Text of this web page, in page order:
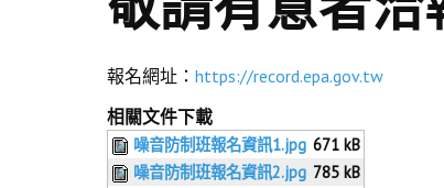
報名網址： https://record.epa.gov.tw
相關文件下載
噪音防制班報名資訊1.jpg 671 kB
噪音防制班報名資訊2.jpg 785 kB